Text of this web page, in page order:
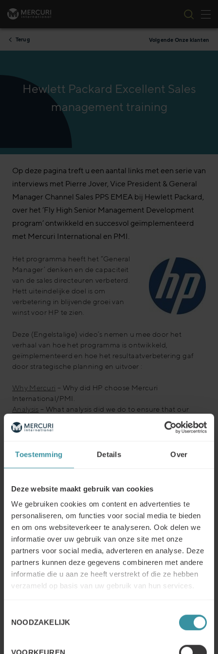
Toestemming Details Over
Deze website maakt gebruik van cookies
We gebruiken cookies om content en advertenties te
personaliseren, om functies voor social media te bieden
en om ons websiteverkeer te analyseren. Ook delen we
informatie over uw gebruik van onze site met onze
partners voor social media, adverteren en analyse. Deze
partners kunnen deze gegevens combineren met andere
informatie die u aan ze heeft verstrekt of die ze hebben
verzameld op basis van uw gebruik van hun services.
NOODZAKELIJK
VOORKEUREN
Ga naar inhoud
Terug Volgende Onze klanten
Hewlett Packard Excellent Sales
management training
Op deze pagina treft u een aantal links met een serie van
interviews met Pierre Jover, Vice President & General
Manager Channel Sales PPS EMEA bij Hewlett Packard,
over het ‘Fly High Senior Management Development
program’ ontwikkeld en succesvol geïmplementeerd
met Mercuri International en PMI.
Het programma heeft het “General
Manager’ denken en de capaciteit
van de sales directeuren verbeterd.
Hett uiteindelijke doel is om
verbetering in blijvende groei van
winst voor HP te zien.
Deze (Engelstalige) video’s nemen u mee door het
verhaal van hoe het programma is ontwikkeld,
geïmplementeerd en hoe het resultaatverbetering gaf
door strategische planning en uitvoer :
Why Mercuri – Why did HP choose Mercuri
International/PMI.
Analysis – What analysis did we do to ensure that our
solution focussed on the issues that would make the
most difference to HP.
solutions.
– The financial results HP has measured from the
program
Advice to Others– What advice HP gives to others who
have a similar situation.
Outcomes for the Business – what has been the effect on
the business.
Outcomes for the People
– what has been the effect on
the people.
E-mail: mercuri@mercuri.nl